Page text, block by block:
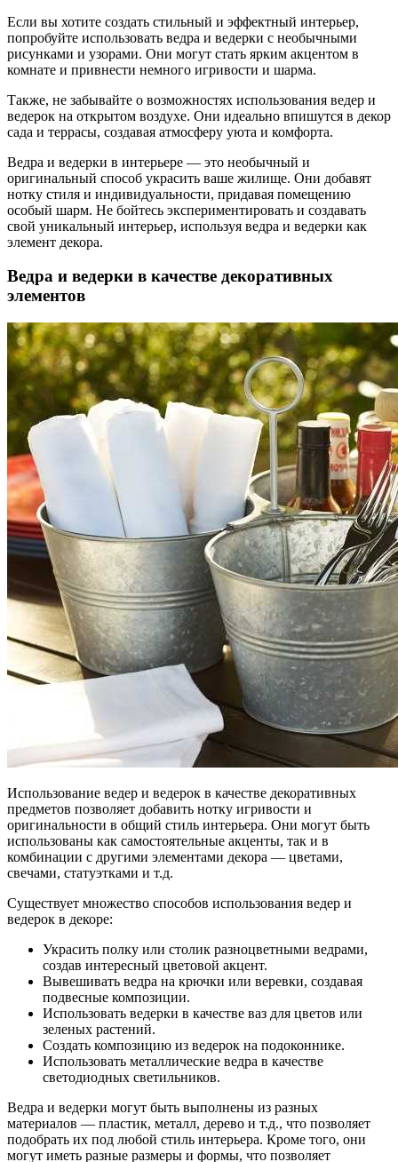
Если вы хотите создать стильный и эффектный интерьер,
попробуйте использовать ведра и ведерки с необычными
рисунками и узорами. Они могут стать ярким акцентом в
комнате и привнести немного игривости и шарма.
Также, не забывайте о возможностях использования ведер и
ведерок на открытом воздухе. Они идеально впишутся в декор
сада и террасы, создавая атмосферу уюта и комфорта.
Ведра и ведерки в интерьере — это необычный и
оригинальный способ украсить ваше жилище. Они добавят
нотку стиля и индивидуальности, придавая помещению
особый шарм. Не бойтесь экспериментировать и создавать
свой уникальный интерьер, используя ведра и ведерки как
элемент декора.
Ведра и ведерки в качестве декоративных
элементов
Использование ведер и ведерок в качестве декоративных
предметов позволяет добавить нотку игривости и
оригинальности в общий стиль интерьера. Они могут быть
использованы как самостоятельные акценты, так и в
комбинации с другими элементами декора — цветами,
свечами, статуэтками и т.д.
Существует множество способов использования ведер и
ведерок в декоре:
Украсить полку или столик разноцветными ведрами,
создав интересный цветовой акцент.
Вывешивать ведра на крючки или веревки, создавая
подвесные композиции.
Использовать ведерки в качестве ваз для цветов или
зеленых растений.
Создать композицию из ведерок на подоконнике.
Использовать металлические ведра в качестве
светодиодных светильников.
Ведра и ведерки могут быть выполнены из разных
материалов — пластик, металл, дерево и т.д., что позволяет
подобрать их под любой стиль интерьера. Кроме того, они
могут иметь разные размеры и формы, что позволяет